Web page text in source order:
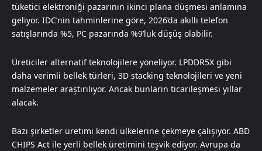
tüketici elektroniği pazarının ikinci plana düşmesi anlamına
geliyor. IDC’nin tahminlerine göre, 2026’da akıllı telefon
satışlarında %5, PC pazarında %9’luk düşüş olabilir.
Üreticiler alternatif teknolojilere yöneliyor. LPDDR5X gibi
daha verimli bellek türleri, 3D stacking teknolojileri ve yeni
malzemeler araştırılıyor. Ancak bunların ticarileşmesi yıllar
alacak.
Bazı şirketler üretimi kendi ülkelerine çekmeye çalışıyor. ABD
CHIPS Act ile yerli bellek üretimini teşvik ediyor. Avrupa da